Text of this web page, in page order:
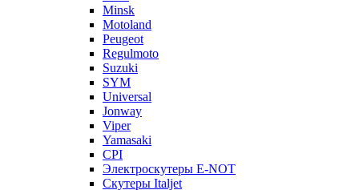
Minsk
Motoland
Peugeot
Regulmoto
Suzuki
SYM
Universal
Jonway
Viper
Yamasaki
CPI
Электроскутеры E-NOT
Скутеры Italjet